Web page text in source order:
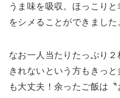
うま味を吸収。ほっこり
をシメることができました
なお一人当たりたっぷり
きれないという方もきっ
も大丈夫！余ったご飯は